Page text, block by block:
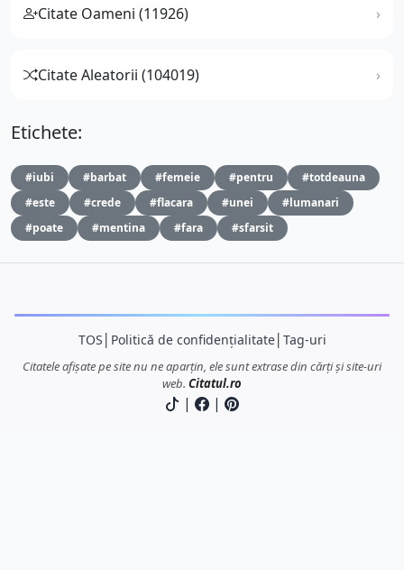
Citate Oameni (11926)
Citate Aleatorii (104019)
Etichete:
#iubi #barbat #femeie #pentru
#totdeauna
#este
#crede #flacara #unei
#lumanari
#poate
#mentina #fara #sfarsit
TOS Politică de confidențialitate│ Tag-uri
Citatele afișate pe site nu ne aparțin, ele sunt extrase din cărți și site-uri
web. Citatul.ro
| |